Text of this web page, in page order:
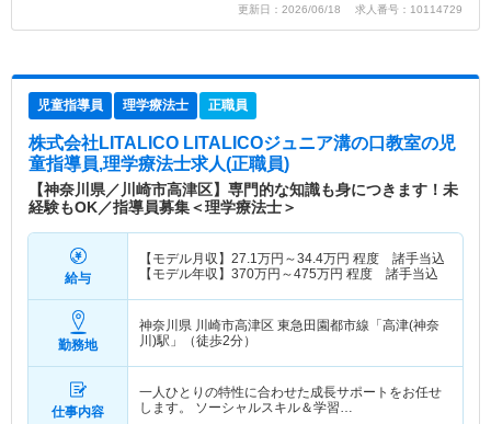
更新日：2026/06/18 求人番号：10114729
児童指導員 理学療法士 正職員
株式会社LITALICO LITALICOジュニア溝の口教室の児
童指導員,理学療法士求人(正職員)
【神奈川県／川崎市高津区】専門的な知識も身につきます！未
経験もOK／指導員募集＜理学療法士＞
給与
【モデル月収】 27.1万円～34.4万円 程度 諸手当込
【モデル年収】 370万円～475万円 程度 諸手当込
勤務地
神奈川県 川崎市高津区 東急田園都市線「高津(神奈
川)駅」（徒歩2分）
仕事内容
一人ひとりの特性に合わせた成長サポートをお任せ
します。 ソーシャルスキル＆学習…